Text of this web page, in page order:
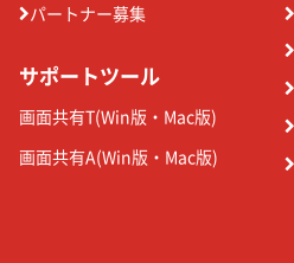
パートナー募集
サポートツール
画面共有T(Win版 ・ Mac版)
画面共有A(Win版 ・ Mac版)